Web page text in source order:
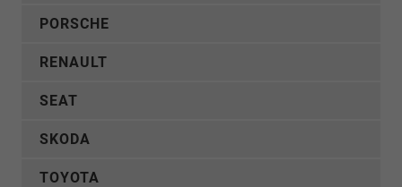
PORSCHE
RENAULT
SEAT
SKODA
TOYOTA